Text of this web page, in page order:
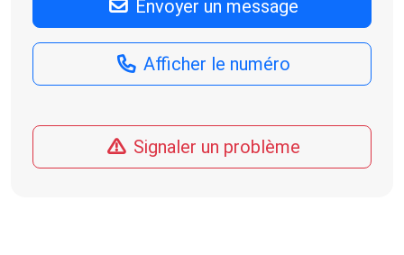
Envoyer un message
Afficher le numéro
Signaler un problème